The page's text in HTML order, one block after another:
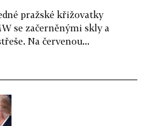
pražské křižovatky
se začerněnými skly a
Na červenou...